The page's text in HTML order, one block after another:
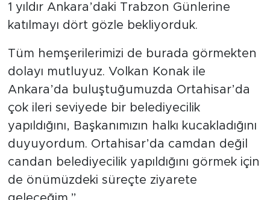
1 yıldır Ankara’daki Trabzon Günlerine
katılmayı dört gözle bekliyorduk.
Tüm hemşerilerimizi de burada görmekten
dolayı mutluyuz. Volkan Konak ile
Ankara’da buluştuğumuzda Ortahisar’da
çok ileri seviyede bir belediyecilik
yapıldığını, Başkanımızın halkı kucakladığını
duyuyordum. Ortahisar’da camdan değil
candan belediyecilik yapıldığını görmek için
de önümüzdeki süreçte ziyarete